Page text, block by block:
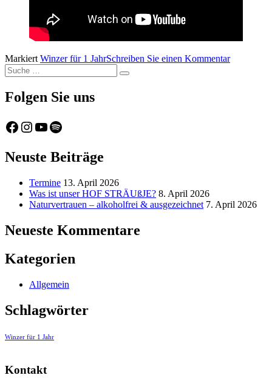
Markiert Winzer für 1 JahrSchreiben Sie einen Kommentar
Suche
nach:
Suche
Folgen Sie uns
Facebook
Instagram
YouTube
Spotify
Neuste Beiträge
Termine 13. April 2026
Was ist unser HOF STRÄUßJE? 8. April 2026
Naturvertrauen – alkoholfrei & ausgezeichnet 7. April 2026
Neueste Kommentare
Kategorien
Allgemein
Schlagwörter
Winzer für 1 Jahr
oben
Kontakt